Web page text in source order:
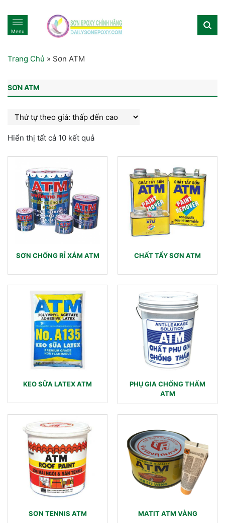
Menu
Trang Chủ » Sơn ATM
SƠN ATM
Hiển thị tất cả 10 kết quả
SƠN CHỐNG RỈ XÁM ATM CHẤT TẨY SƠN ATM
KEO SỮA LATEX ATM
PHỤ GIA CHỐNG THẤM
ATM
SƠN TENNIS ATM MATIT ATM VÀNG